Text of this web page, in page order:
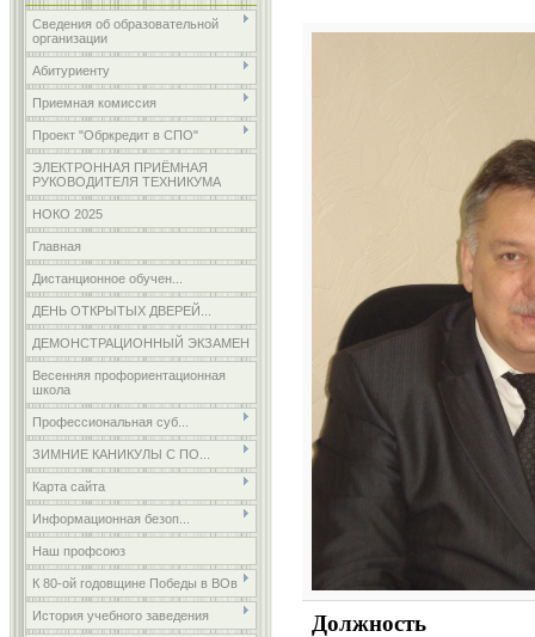
Сведения об образовательной
организации
Абитуриенту
Приемная комиссия
Проект "Обркредит в СПО"
ЭЛЕКТРОННАЯ ПРИЁМНАЯ
РУКОВОДИТЕЛЯ ТЕХНИКУМА
НОКО 2025
Главная
Дистанционное обучен...
ДЕНЬ ОТКРЫТЫХ ДВЕРЕЙ...
ДЕМОНСТРАЦИОННЫЙ ЭКЗАМЕН
Весенняя профориентационная
школа
Профессиональная суб...
ЗИМНИЕ КАНИКУЛЫ С ПО...
Карта сайта
Информационная безоп...
Наш профсоюз
К 80-ой годовщине Победы в ВОв
История учебного заведения Должность